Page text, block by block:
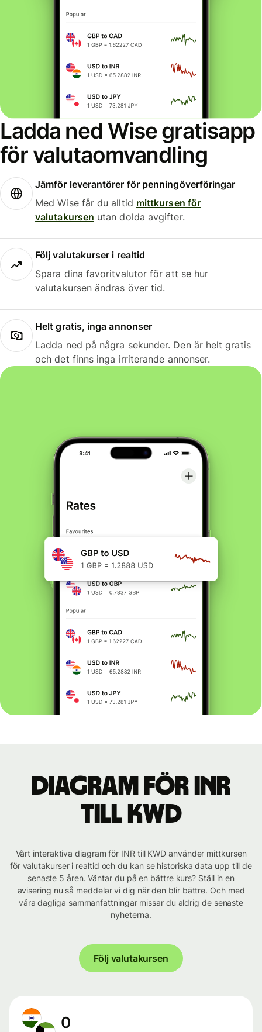
Ladda ned Wise gratisapp
för valutaomvandling
Jämför leverantörer för penningöverföringar
Med Wise får du alltid mittkursen för
valutakursen utan dolda avgifter.
Följ valutakurser i realtid
Spara dina favoritvalutor för att se hur
valutakursen ändras över tid.
Helt gratis, inga annonser
Ladda ned på några sekunder. Den är helt gratis
och det finns inga irriterande annonser.
Diagram för INR
till KWD
Vårt interaktiva diagram för INR till KWD använder mittkursen
för valutakurser i realtid och du kan se historiska data upp till de
senaste 5 åren. Väntar du på en bättre kurs? Ställ in en
avisering nu så meddelar vi dig när den blir bättre. Och med
våra dagliga sammanfattningar missar du aldrig de senaste
nyheterna.
Följ valutakursen
0